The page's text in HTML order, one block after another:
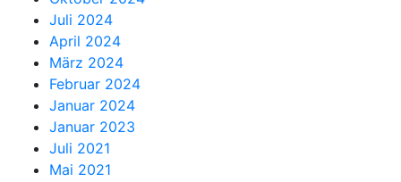
Juli 2024
April 2024
März 2024
Februar 2024
Januar 2024
Januar 2023
Juli 2021
Mai 2021